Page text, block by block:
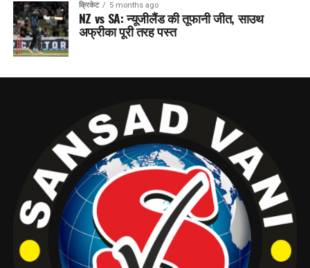
क्रिकेट 5 months ago
NZ vs SA: न्यूजीलैंड की तूफानी जीत, साउथ
अफ्रीका पूरी तरह पस्त